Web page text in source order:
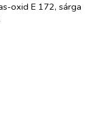
oxid E 172, sárga